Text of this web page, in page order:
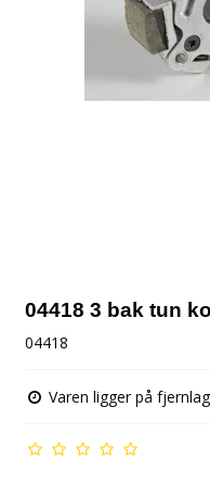
04418 3 bak tun
04418
Varen ligger på